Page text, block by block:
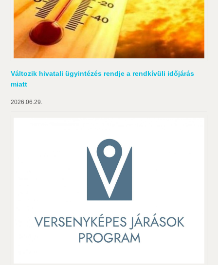
Változik hivatali ügyintézés rendje a rendkívüli időjárás
miatt
2026.06.29.